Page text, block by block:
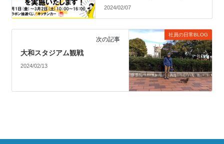
2024/02/07
社員の日常BLOG
次の記事
大和スタジアム観戦
2024/02/13